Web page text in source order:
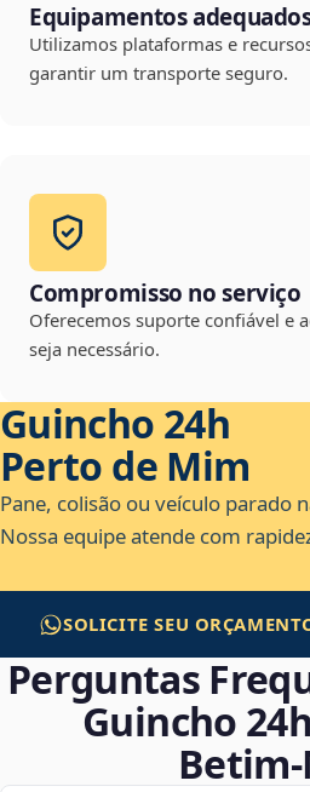
Equipamentos
Utilizamos plataformas e
garantir um transporte seguro.
Compromisso no serviço
Oferecemos suporte confiável e
seja necessário.
Guincho 24h
Perto de Mim
Pane, colisão ou veículo parado
Nossa equipe atende com
SOLICITE SEU
Perguntas
Guincho